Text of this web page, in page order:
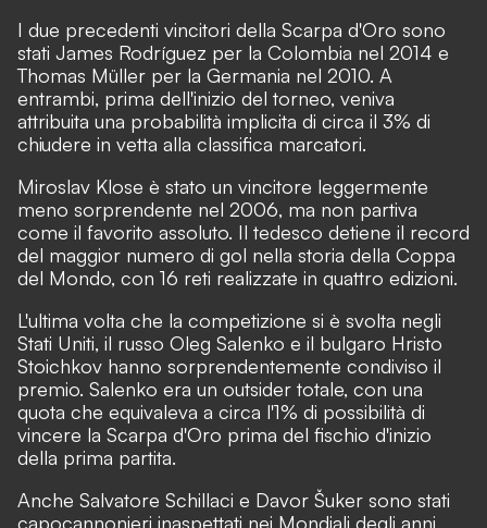
I due precedenti vincitori della Scarpa d'Oro sono
stati James Rodríguez per la Colombia nel 2014 e
Thomas Müller per la Germania nel 2010. A
entrambi, prima dell'inizio del torneo, veniva
attribuita una probabilità implicita di circa il 3% di
chiudere in vetta alla classifica marcatori.
Miroslav Klose è stato un vincitore leggermente
meno sorprendente nel 2006, ma non partiva
come il favorito assoluto. Il tedesco detiene il record
del maggior numero di gol nella storia della Coppa
del Mondo, con 16 reti realizzate in quattro edizioni.
L'ultima volta che la competizione si è svolta negli
Stati Uniti, il russo Oleg Salenko e il bulgaro Hristo
Stoichkov hanno sorprendentemente condiviso il
premio. Salenko era un outsider totale, con una
quota che equivaleva a circa l'1% di possibilità di
vincere la Scarpa d'Oro prima del fischio d'inizio
della prima partita.
Anche Salvatore Schillaci e Davor Šuker sono stati
capocannonieri inaspettati nei Mondiali degli anni